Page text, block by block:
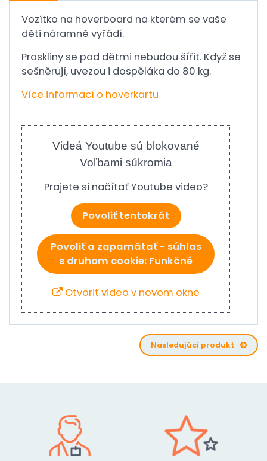
Vozítko na hoverboard na kterém se vaše
děti náramně vyřádí.
Praskliny se pod dětmi nebudou šířit. Když se
sešněrují, uvezou i dospěláka do 80 kg.
Více informací o hoverkartu
Videá Youtube sú blokované
Voľbami súkromia
Prajete si načítať Youtube video?
Povoliť tentokrát
Povoliť a zapamätať - súhlas
s druhom cookie: Funkčné
Otvoriť video v novom okne
Nasledujúci produkt